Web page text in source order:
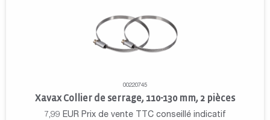
00220745
Xavax Collier de serrage, 110-130 mm, 2 pièces
7,99 EUR Prix de vente TTC conseillé indicatif